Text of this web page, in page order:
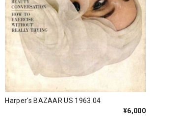
Harper's BAZAAR US 1963.04
¥6,000